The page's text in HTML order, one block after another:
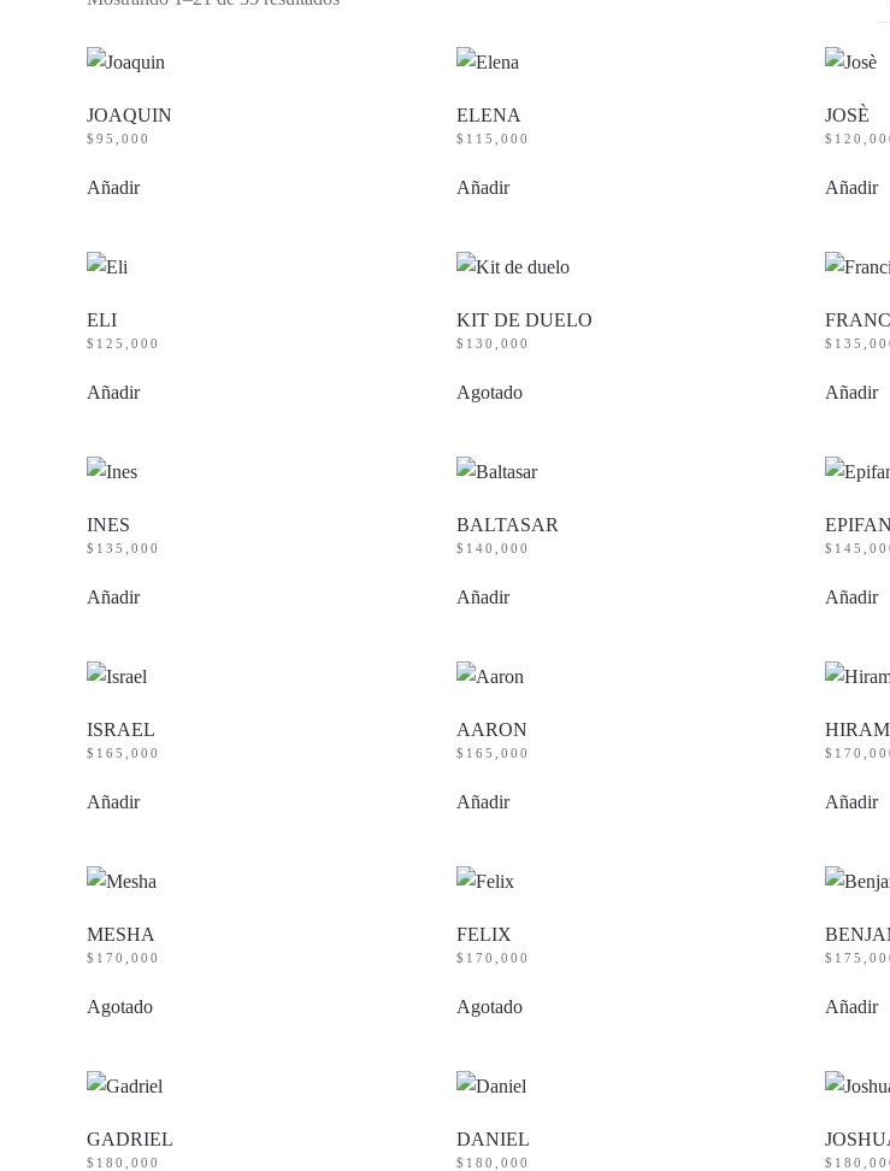
JOAQUIN
$ 95,000
Añadir
ELENA
$ 115,000
Añadir
JOSÈ
$
Añadir
ELI
$ 125,000
Añadir
KIT DE DUELO
$ 130,000
Agotado
$
Añadir
INES
$ 135,000
Añadir
BALTASAR
$ 140,000
Añadir
$
Añadir
ISRAEL
$ 165,000
Añadir
AARON
$ 165,000
Añadir
HIRAM
$
Añadir
MESHA
$ 170,000
Agotado
FELIX
$ 170,000
Agotado
$
Añadir
GADRIEL
$ 180,000
DANIEL
$ 180,000 $